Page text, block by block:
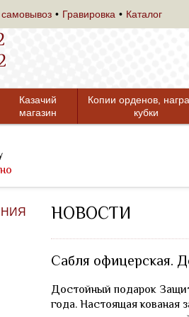
самовывоз Гравировка Каталог
Казачий
магазин
Копии орденов,
кубки
НОВОСТИ
Сабля офицерская.
Достойный подарок
года. Настоящая кованая